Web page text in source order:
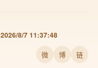
2026/8/7 11:37:48
微 博 链